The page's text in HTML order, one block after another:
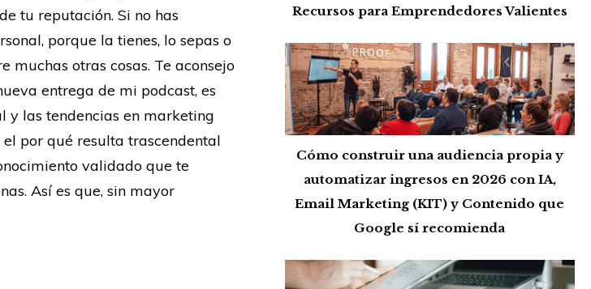
tu reputación. Si no has
porque la tienes, lo sepas o
otras cosas. Te aconsejo
entrega de mi podcast, es
las tendencias en marketing
por qué resulta trascendental
validado que te
Así es que, sin mayor
Recursos para Emprendedores Valientes
Cómo construir una audiencia propia y
automatizar ingresos en 2026 con IA,
Email Marketing (KIT) y Contenido que
Google sí recomienda